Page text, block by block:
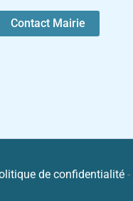
Contact Mairie
de confidentialité -